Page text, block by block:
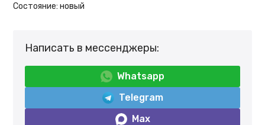
Состояние: новый
Написать в мессенджеры:
Whatsapp
Telegram
Max